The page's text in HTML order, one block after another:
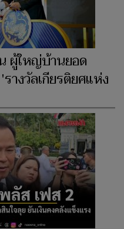
ผู้ใหญ่บ้านยอด
างวัลเกียรติยศแห่ง